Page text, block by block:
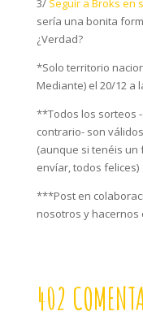
3/ Seguir a Broks en
sería una bonita
¿Verdad?
*Solo territorio
Mediante) el 20/12 a
**Todos los sorteos
contrario- son
(aunque si tenéis un
envíar, todos felices)
***Post en
nosotros y hacernos
402